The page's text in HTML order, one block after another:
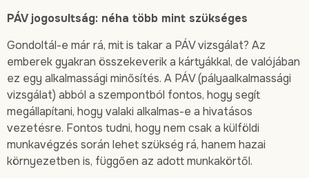
PÁV jogosultság: néha több mint szükséges
Gondoltál-e már rá, mit is takar a PÁV vizsgálat? Az
emberek gyakran összekeverik a kártyákkal, de valójában
ez egy alkalmassági minősítés. A PÁV (pályaalkalmassági
vizsgálat) abból a szempontból fontos, hogy segít
megállapítani, hogy valaki alkalmas-e a hivatásos
vezetésre. Fontos tudni, hogy nem csak a külföldi
munkavégzés során lehet szükség rá, hanem hazai
környezetben is, függően az adott munkakörtől.